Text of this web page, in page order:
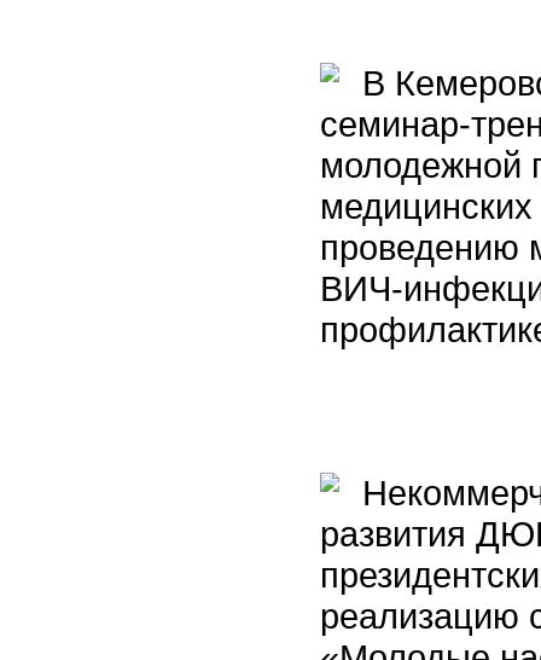
В
семинар-
молодежной
проведению
ВИЧ-
развития
реализацию